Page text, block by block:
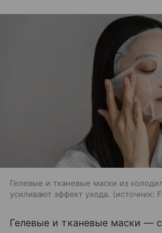
Гелевые и тканевые маски из
усиливают эффект ухода.
источник:
Гелевые и тканевые маски —